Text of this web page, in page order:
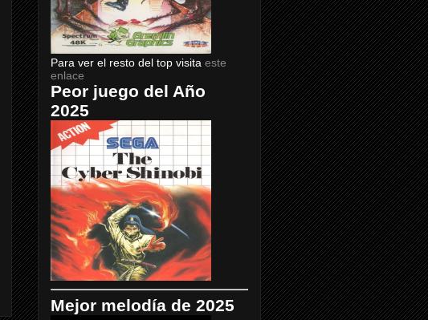
Para ver el resto del top visita este
enlace
Peor juego del Año
2025
Mejor melodía de 2025